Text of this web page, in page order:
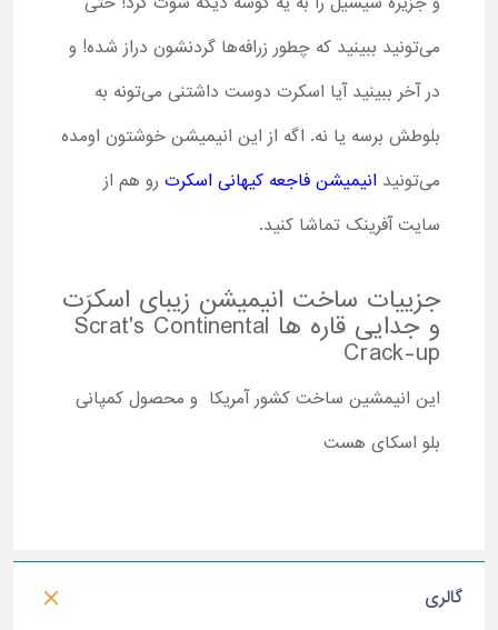
می‌تونید ببینید که چطور زرافه‌ها گردنشون دراز شده! و
در آخر ببینید آیا اسکرت دوست داشتنی می‌تونه به
بلوطش برسه یا نه. اگه از این انیمیشن خوشتون اومده
می‌تونید انیمیشن فاجعه کیهانی اسکرت رو هم از
سایت آفرینک تماشا کنید.
جزییات ساخت انیمیشن زیبای اسکرَت
و جدایی قاره‌ ها Scrat's Continental
Crack-up
این انیمشین ساخت کشور آمریکا و محصول کمپانی
بلو اسکای هست
گالری